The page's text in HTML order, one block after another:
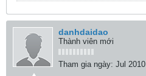
danhdaidao
Thành viên mới
Tham gia ngày: Jul 2010